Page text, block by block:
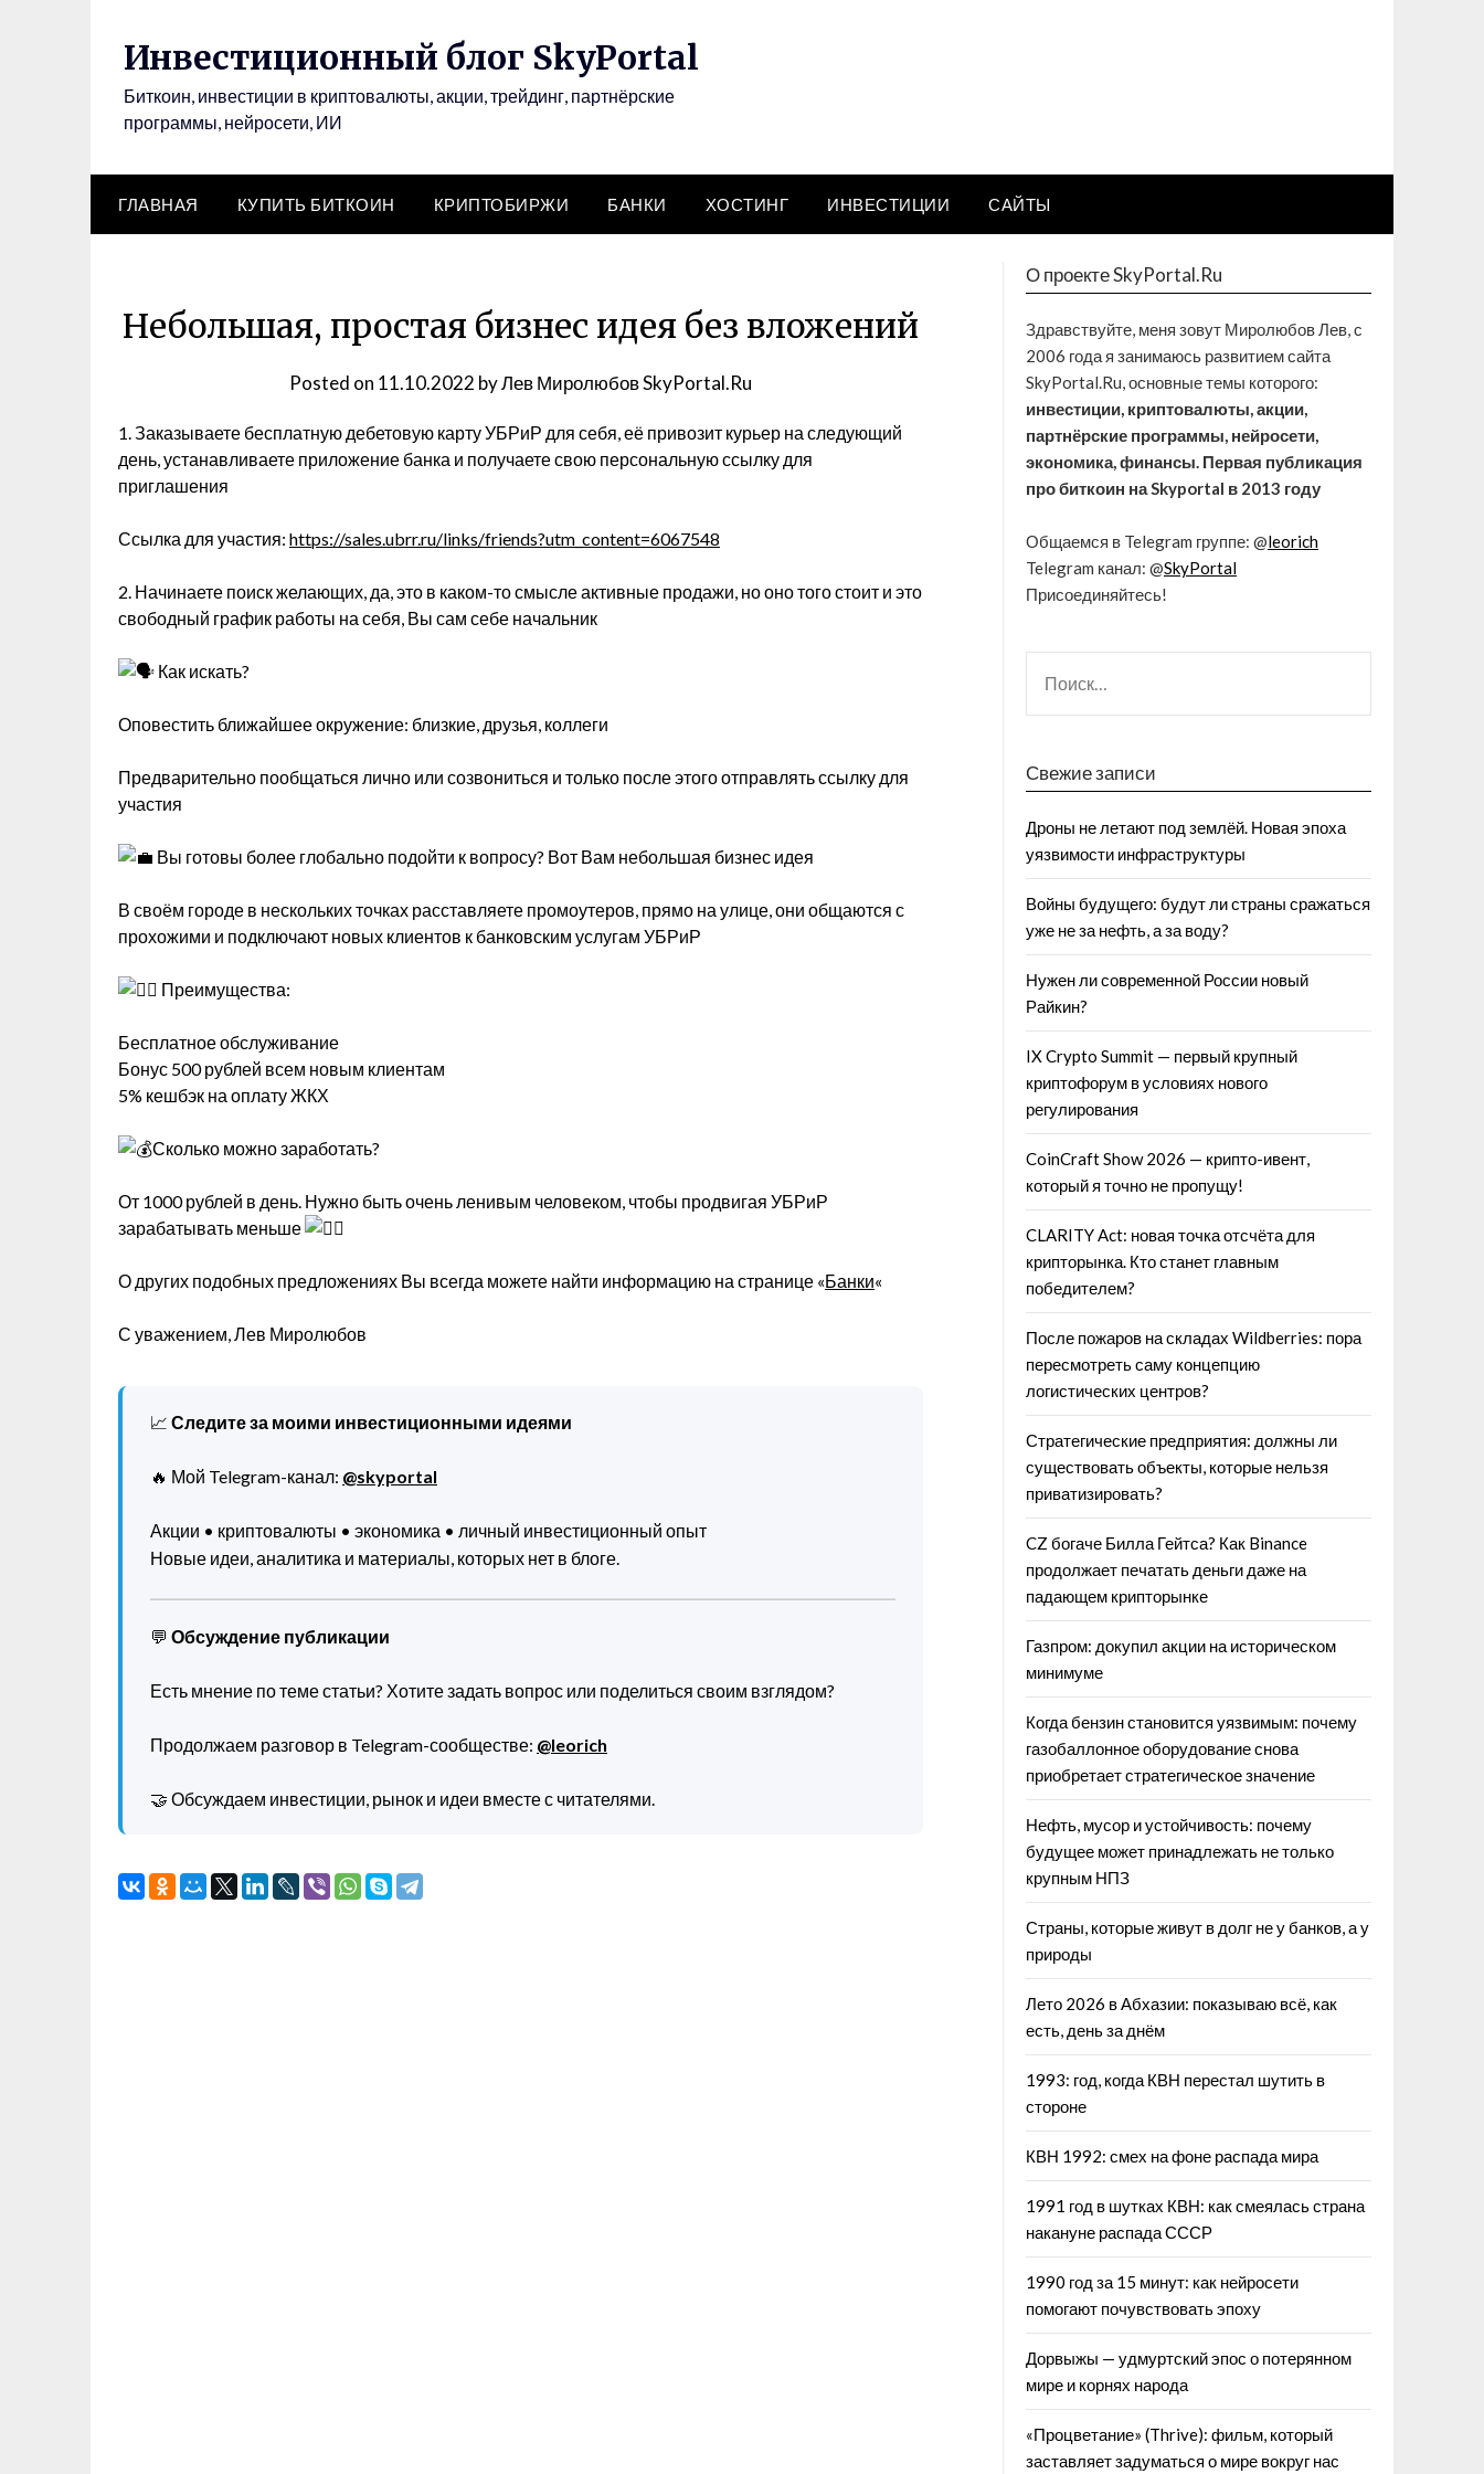
Инвестиционный блог SkyPortal
Биткоин, инвестиции в криптовалюты, акции, трейдинг, партнёрские
программы, нейросети, ИИ
ГЛАВНАЯ КУПИТЬ БИТКОИН КРИПТОБИРЖИ БАНКИ ХОСТИНГ ИНВЕСТИЦИИ САЙТЫ
Небольшая, простая бизнес идея без вложений
Posted on 11.10.2022 byЛев Миролюбов SkyPortal.Ru
1. Заказываете бесплатную дебетовую карту УБРиР для себя, её привозит курьер на следующий
день, устанавливаете приложение банка и получаете свою персональную ссылку для
приглашения
Ссылка для участия: https://sales.ubrr.ru/links/friends?utm_content=6067548
2. Начинаете поиск желающих, да, это в каком-то смысле активные продажи, но оно того стоит и это
свободный график работы на себя, Вы сам себе начальник
Как искать?
Оповестить ближайшее окружение: близкие, друзья, коллеги
Предварительно пообщаться лично или созвониться и только после этого отправлять ссылку для
участия
Вы готовы более глобально подойти к вопросу? Вот Вам небольшая бизнес идея
В своём городе в нескольких точках расставляете промоутеров, прямо на улице, они общаются с
прохожими и подключают новых клиентов к банковским услугам УБРиР
Преимущества:
Бесплатное обслуживание
Бонус 500 рублей всем новым клиентам
5% кешбэк на оплату ЖКХ
Сколько можно заработать?
От 1000 рублей в день. Нужно быть очень ленивым человеком, чтобы продвигая УБРиР
зарабатывать меньше
О других подобных предложениях Вы всегда можете найти информацию на странице «Банки«
С уважением, Лев Миролюбов
📈 Следите за моими инвестиционными идеями
🔥 Мой Telegram-канал: @skyportal
Акции • криптовалюты • экономика • личный инвестиционный опыт
Новые идеи, аналитика и материалы, которых нет в блоге.
💬 Обсуждение публикации
Есть мнение по теме статьи? Хотите задать вопрос или поделиться своим взглядом?
Продолжаем разговор в Telegram-сообществе: @leorich
🤝 Обсуждаем инвестиции, рынок и идеи вместе с читателями.
О проекте SkyPortal.Ru
Здравствуйте, меня зовут Миролюбов Лев, с
2006 года я занимаюсь развитием сайта
SkyPortal.Ru, основные темы которого:
инвестиции, криптовалюты, акции,
партнёрские программы, нейросети,
экономика, финансы. Первая публикация
про биткоин на Skyportal в 2013 году
Общаемся в Telegram группе: @leorich
Telegram канал: @SkyPortal
Присоединяйтесь!
Свежие записи
Дроны не летают под землёй. Новая эпоха
уязвимости инфраструктуры
Войны будущего: будут ли страны сражаться
уже не за нефть, а за воду?
Нужен ли современной России новый
Райкин?
IX Crypto Summit — первый крупный
криптофорум в условиях нового
регулирования
CoinCraft Show 2026 — крипто-ивент,
который я точно не пропущу!
CLARITY Act: новая точка отсчёта для
крипторынка. Кто станет главным
победителем?
После пожаров на складах Wildberries: пора
пересмотреть саму концепцию
логистических центров?
Стратегические предприятия: должны ли
существовать объекты, которые нельзя
приватизировать?
CZ богаче Билла Гейтса? Как Binance
продолжает печатать деньги даже на
падающем крипторынке
Газпром: докупил акции на историческом
минимуме
Когда бензин становится уязвимым: почему
газобаллонное оборудование снова
приобретает стратегическое значение
Нефть, мусор и устойчивость: почему
будущее может принадлежать не только
крупным НПЗ
Страны, которые живут в долг не у банков, а у
природы
Лето 2026 в Абхазии: показываю всё, как
есть, день за днём
1993: год, когда КВН перестал шутить в
стороне
КВН 1992: смех на фоне распада мира
1991 год в шутках КВН: как смеялась страна
накануне распада СССР
1990 год за 15 минут: как нейросети
помогают почувствовать эпоху
Дорвыжы — удмуртский эпос о потерянном
мире и корнях народа
«Процветание» (Thrive): фильм, который
заставляет задуматься о мире вокруг нас